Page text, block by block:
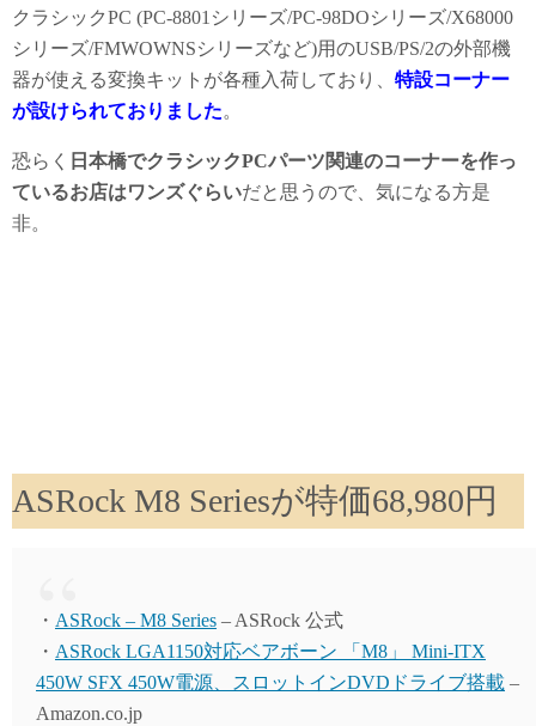
クラシックPC (PC-8801シリーズ/PC-98DOシリーズ/X68000
シリーズ/FMWOWNSシリーズなど)用のUSB/PS/2の外部機
器が使える変換キットが各種入荷しており、 特設コーナー
が設けられておりました。
恐らく 日本橋でクラシックPCパーツ関連のコーナーを作っ
ているお店はワンズぐらいだと思うので、気になる方是
非。
ASRock M8 Seriesが特価68,980円
・ ASRock – M8 Series – ASRock 公式
・ ASRock LGA1150対応ベアボーン 「M8」 Mini-ITX
450W SFX 450W電源、スロットインDVDドライブ搭載 –
Amazon.co.jp